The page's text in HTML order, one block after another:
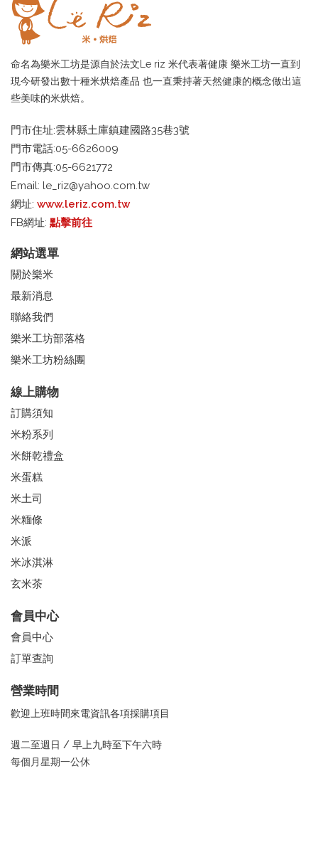
命名為樂米工坊是源自於法文Le riz 米代表著健康 樂米工坊一直到
現今研發出數十種米烘焙產品 也一直秉持著天然健康的概念做出這
些美味的米烘焙。
門市住址:雲林縣土庫鎮建國路35巷3號
門市電話:05-6626009
門市傳真:05-6621772
Email: le_riz@yahoo.com.tw
網址: www.leriz.com.tw
FB網址: 點擊前往
網站選單
關於樂米
最新消息
聯絡我們
樂米工坊部落格
樂米工坊粉絲團
線上購物
訂購須知
米粉系列
米餅乾禮盒
米蛋糕
米土司
米糆條
米派
米冰淇淋
玄米茶
會員中心
會員中心
訂單查詢
營業時間
歡迎上班時間來電資訊各項採購項目
週二至週日 / 早上九時至下午六時
每個月星期一公休